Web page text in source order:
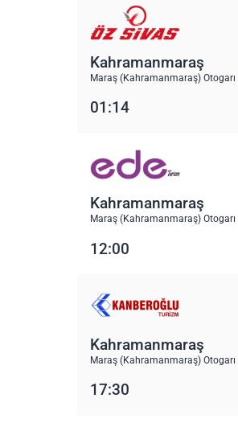
Kahramanmaraş
Maraş (Kahramanmaraş) Otogarı
01:14
Kahramanmaraş
Maraş (Kahramanmaraş) Otogarı
12:00
Kahramanmaraş
Maraş (Kahramanmaraş) Otogarı
17:30